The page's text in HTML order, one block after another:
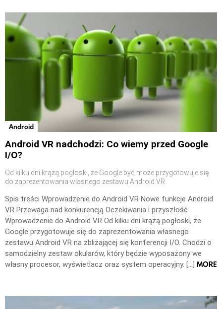
Android
Android VR nadchodzi: Co wiemy przed Google
I/O?
Od kilku dni krążą pogłoski, że Google być może przygotowuje się
do zaprezentowania własnego zestawu Android VR
Spis treści Wprowadzenie do Android VR Nowe funkcje Android
VR Przewaga nad konkurencją Oczekiwania i przyszłość
Wprowadzenie do Android VR Od kilku dni krążą pogłoski, że
Google przygotowuje się do zaprezentowania własnego
zestawu Android VR na zbliżającej się konferencji I/O. Chodzi o
samodzielny zestaw okularów, który będzie wyposażony we
własny procesor, wyświetlacz oraz system operacyjny. […] MORE